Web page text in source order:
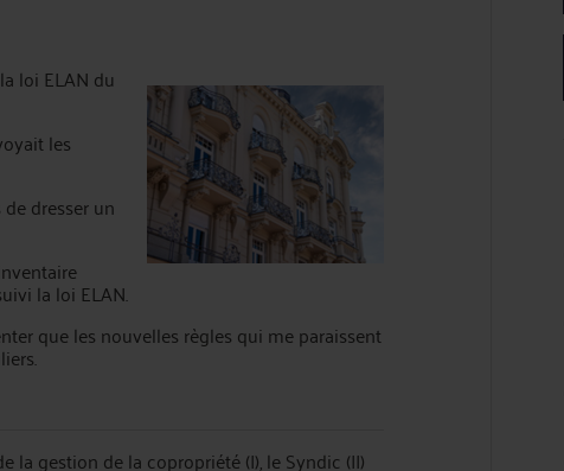
loi ELAN du
les
dresser un
la loi ELAN.
que les nouvelles règles qui me paraissent
la gestion de la copropriété (I), le Syndic (II)